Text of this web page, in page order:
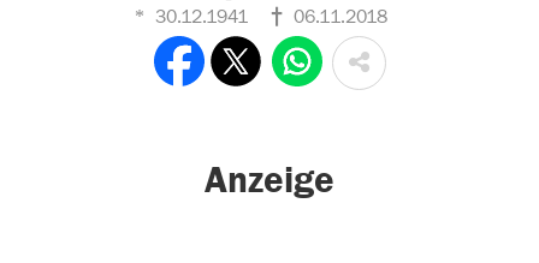
30.12.1941 06.11.2018
Anzeige